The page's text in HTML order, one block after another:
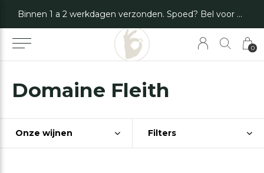
0
Binnen 1 a 2 werkdagen verzonden. Spoed? Bel voor de mogelijkheden.
Domaine Fleith
Onze wijnen Filters